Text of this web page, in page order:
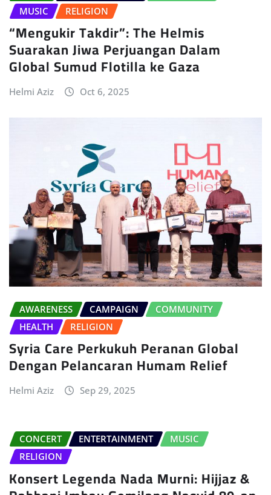
MUSIC
RELIGION
“Mengukir Takdir”: The Helmis
Suarakan Jiwa Perjuangan Dalam
Global Sumud Flotilla ke Gaza
Helmi Aziz Oct 6, 2025
AWARENESS CAMPAIGN
COMMUNITY
HEALTH
RELIGION
Syria Care Perkukuh Peranan Global
Dengan Pelancaran Humam Relief
Helmi Aziz Sep 29, 2025
CONCERT ENTERTAINMENT
MUSIC
RELIGION
Konsert Legenda Nada Murni: Hijjaz &